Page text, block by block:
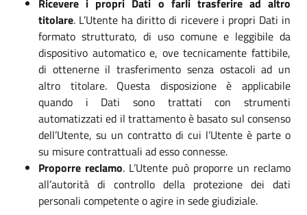
Ricevere i propri Dati o farli trasferire ad altro
titolare. L’Utente ha diritto di ricevere i propri Dati in
formato strutturato, di uso comune e leggibile da
dispositivo automatico e, ove tecnicamente fattibile,
di ottenerne il trasferimento senza ostacoli ad un
altro titolare. Questa disposizione è applicabile
quando i Dati sono trattati con strumenti
automatizzati ed il trattamento è basato sul consenso
dell’Utente, su un contratto di cui l’Utente è parte o
su misure contrattuali ad esso connesse.
Proporre reclamo. L’Utente può proporre un reclamo
all’autorità di controllo della protezione dei dati
personali competente o agire in sede giudiziale.